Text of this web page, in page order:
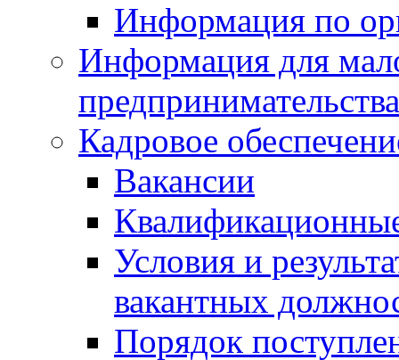
Информация по
Информация для
предпринимательства
Кадровое
Вакансии
Условия и
вакантных
Порядок